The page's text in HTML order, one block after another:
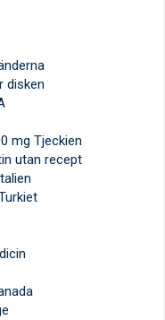
disken
mg Tjeckien
utan recept